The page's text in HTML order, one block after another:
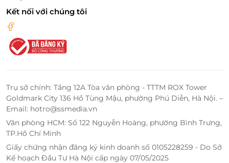
Điểm đến lý tưởng cho mọi hành khách
Dù là doanh nhân cần nơi xử lý công việc, gia đình
Premium Lounge Ha Noi 2 đều đáp ứng tối đa với
dịch vụ chu đáo, đội ngũ nhân viên tận tình, lịch sự.
Mỗi phút chờ đợi trở nên thú vị, nhiều trải nghiệm và
giá trị hơn bao giờ hết.
Kết nối với chúng tôi
Trụ sở chính: Tầng 12A Tòa văn phòng - TTTM ROX Tower
Goldmark City 136 Hồ Tùng Mậu, phường Phú Diễn, Hà Nội. –
Email: hotro@ssmedia.vn
Văn phòng HCM: Số 122 Nguyễn Hoàng, phường Bình Trưng,
TP.Hồ Chí Minh
Giấy chứng nhận đăng ký kinh doanh số 0105228259 - Do Sở
Kế hoạch Đầu Tư Hà Nội cấp ngày 07/05/2025